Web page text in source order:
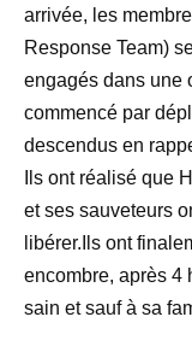
arrivée, les
Response Team)
engagés dans une
commencé par
descendus en
Ils ont réalisé que
et ses sauveteurs
libérer.Ils ont
encombre, après 4
sain et sauf à sa